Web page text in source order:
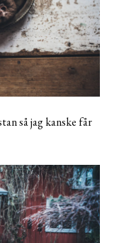
så jag kanske får